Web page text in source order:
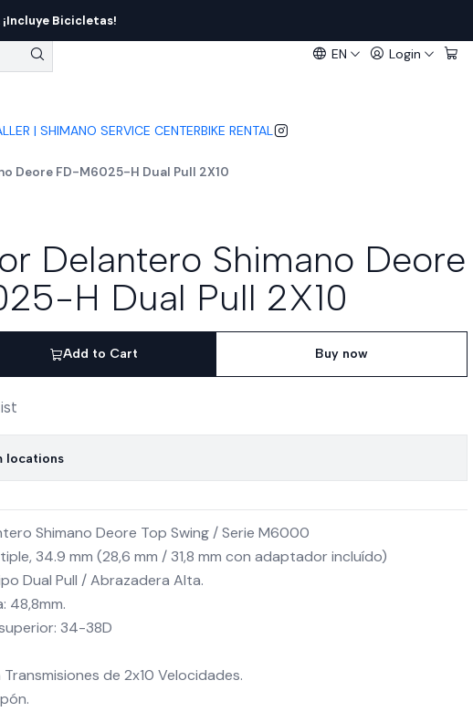
EN Login
| SHIMANO SERVICE CENTERBIKE RENTAL
¡Incluye Bicicletas!
Deore FD-M6025-H Dual Pull 2X10
Delantero Shimano Deore
H Dual Pull 2X10
Add to Cart Buy now
locations
Shimano Deore Top Swing / Serie M6000
34.9 mm (28,6 mm / 31,8 mm con adaptador incluído)
Dual Pull / Abrazadera Alta.
48,8mm.
34-38D
de 2x10 Velocidades.